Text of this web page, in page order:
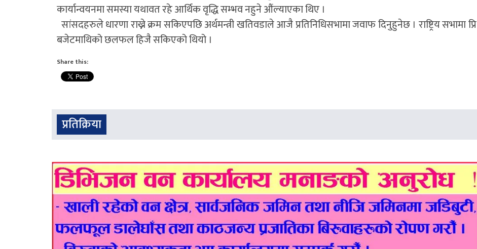
कार्यान्वयनमा समस्या यथावत रहे आर्थिक वृद्धि सम्भव नहुने औंल्याएका थिए ।
सांसदहरुले धारणा राख्ने क्रम सकिएपछि अर्थमन्त्री खतिवडाले आजै प्रतिनिधिसभामा जवाफ दिनुहुनेछ । राष्ट्रिय सभामा प्रि
बजेटमाथिको छलफल हिजै सकिएको थियो ।
Share this:
प्रतिक्रिया